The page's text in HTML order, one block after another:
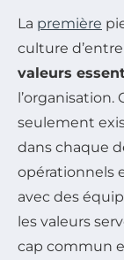
La première
culture
valeurs
l’organisation.
seulement
dans chaque
opérationnels
avec des
les valeurs
cap commun